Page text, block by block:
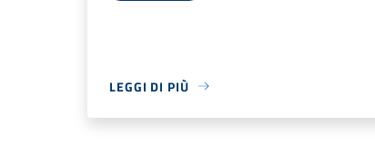
LEGGI DI PIÙ